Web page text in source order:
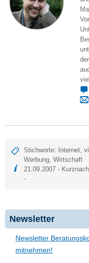
Stichworte: Internet,
Werbung,Wirtschaft
21.09.2007 -
-
Newsletter
Newsletter
mitnehmen!